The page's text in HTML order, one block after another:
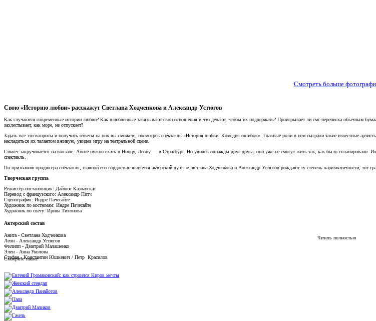
Смотреть больше
Свою «Историю любви» расскажут Светлана Ходченкова и Александр Устюгов
Как случаются современные истории любви? Как влюбленные завязывают свои отношения и что делают, чтобы их поддержать? Проигрывает ли смс-переписка обычным
захлестывает, как море, не отпускает?
Задать все эти вопросы и получить ответы на них вы сможете, посмотрев спектакль «История любви. Комедия ошибок». Главные роли в нем сыграли такие известные
насладиться их талантом вживую, увидев игру на театральной сцене.
Сюжет закручивается на вокзале. Аните нужно ехать в Ниццу, Леону — в Страсбург. Но увидев однажды друг друга, они уже не смогут жить так, как было спланировано.
спектакль.
По признанию продюсера спектакля, главной его гордостью является актёрский дуэт: «Светлана Ходченкова и Александр Устюгов рождают ту степень харизматичности, тот
Творческая группа
Режиссёр-постановщик: Дайнюс Казлаускас
Перевод с французского: Александр Питч
Сценография: Индре Пачесайте
Художник по костюмам: Индре Пачесайте
Художник по свету: Ирина Тихонова
Актерский состав
Анита - Светлана Ходченкова
Леон - Александр Устюгов
Филипп - Дмитрий Малашенко
Элен - Анна Уколова
Стефан - Константин Юшкевич / Петр Красилов
Читать полностью
Смотрите также